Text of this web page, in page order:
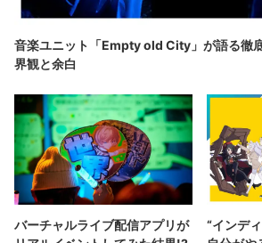
音楽ユニット「Empty old City」が語る徹
界観と余白
バーチャルライブ配信アプリが
“インデ